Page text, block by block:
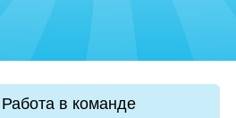
Работа в команде